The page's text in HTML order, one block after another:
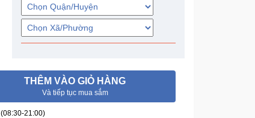
THÊM VÀO GIỎ HÀNG
Và tiếp tục mua sắm
(08:30-21:00)